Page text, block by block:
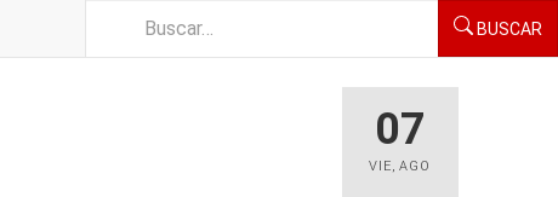
BUSCAR
07
VIE,AGO